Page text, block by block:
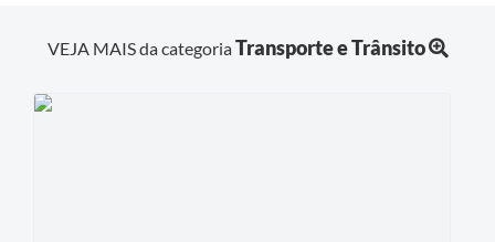
VEJA MAIS da categoriaTransporte e Trânsito